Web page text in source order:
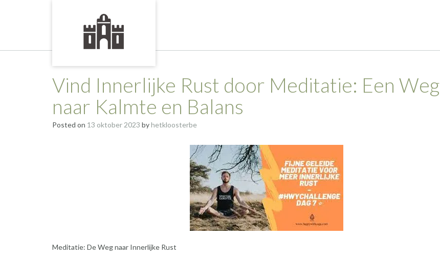
Vind Innerlijke Rust door Meditatie: Een Weg
naar Kalmte en Balans
Posted on 13 oktober 2023 byhetkloosterbe
Meditatie: De Weg naar Innerlijke Rust